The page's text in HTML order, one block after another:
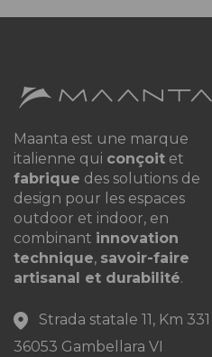
Maanta est une marque
italienne qui conçoit et
fabrique des solutions de
design pour les espaces
outdoor et indoor, en
combinant innovation
technique, savoir-faire
artisanal et durabilité.
Strada statale 11, Km 331
36053 Gambellara VI